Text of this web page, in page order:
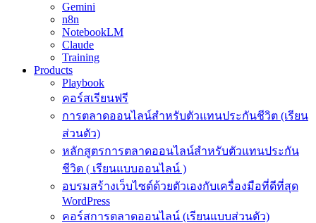
Gemini
n8n
NotebookLM
Claude
Training
Products
Playbook
คอร์สเรียนฟรี
การตลาดออนไลน์สำหรับตัวแทนประกันชีวิต (เรียน
ส่วนตัว)
หลักสูตรการตลาดออนไลน์สำหรับตัวแทนประกัน
ชีวิต ( เรียนแบบออนไลน์ )
อบรมสร้างเว็บไซต์ด้วยตัวเองกับเครื่องมือที่ดีที่สุด
WordPress
คอร์สการตลาดออนไลน์ (เรียนแบบส่วนตัว)